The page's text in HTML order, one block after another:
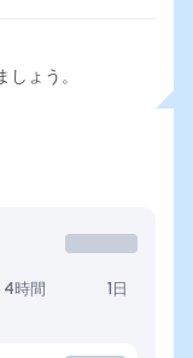
しょう。
4時間 1日